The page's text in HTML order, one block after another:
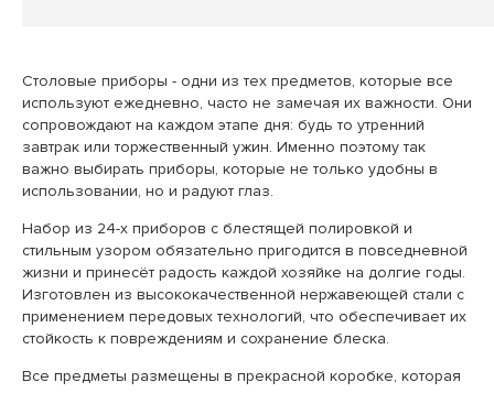
Столовые приборы - одни из тех предметов, которые все
используют ежедневно, часто не замечая их важности. Они
сопровождают на каждом этапе дня: будь то утренний
завтрак или торжественный ужин. Именно поэтому так
важно выбирать приборы, которые не только удобны в
использовании, но и радуют глаз.
Набор из 24-х приборов с блестящей полировкой и
стильным узором обязательно пригодится в повседневной
жизни и принесёт радость каждой хозяйке на долгие годы.
Изготовлен из высококачественной нержавеющей стали с
применением передовых технологий, что обеспечивает их
стойкость к повреждениям и сохранение блеска.
Все предметы размещены в прекрасной коробке, которая